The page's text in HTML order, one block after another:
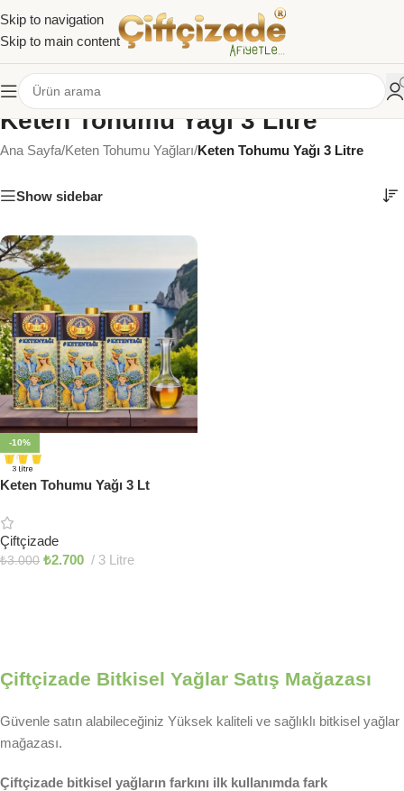
Skip to navigation
Skip to main content
Keten Tohumu Yağı 3 Litre
Ana Sayfa/Keten Tohumu Yağları/Keten Tohumu Yağı 3 Litre
Show sidebar
-10%
Keten Tohumu Yağı 3 Lt
Çiftçizade
₺3.000 ₺2.700 3 Litre
Çiftçizade Bitkisel Yağlar Satış Mağazası
Güvenle satın alabileceğiniz Yüksek kaliteli ve sağlıklı bitkisel yağlar
mağazası.
Çiftçizade bitkisel yağların farkını ilk kullanımda fark